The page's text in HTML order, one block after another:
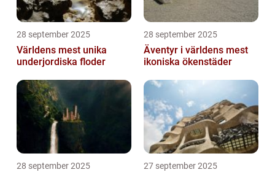
28 september 2025
Världens mest unika
underjordiska floder
28 september 2025
Äventyr i världens mest
ikoniska ökenstäder
28 september 2025 27 september 2025